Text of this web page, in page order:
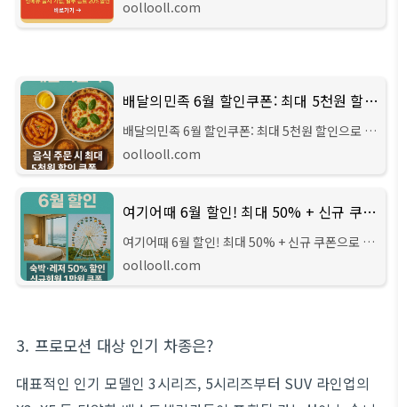
oollooll.com
배달의민족 6월 할인쿠폰: 최대 5천원 할인으로 맛있는 행복 UP!
배달의민족 6월 할인쿠폰: 최대 5천원 할인으로 맛
있는 행복 UP!6월, 맛있는 음식이 생각날 땐 배달
oollooll.com
여기어때 6월 할인! 최대 50% + 신규 쿠폰으로 여름휴가 준비 끝!
여기어때 6월 할인! 최대 50% + 신규 쿠폰으로 여
름휴가 준비 끝!본격적인 여름휴가 시즌을 앞두고
oollooll.com
3. 프로모션 대상 인기 차종은?
대표적인 인기 모델인 3시리즈, 5시리즈부터 SUV 라인업의